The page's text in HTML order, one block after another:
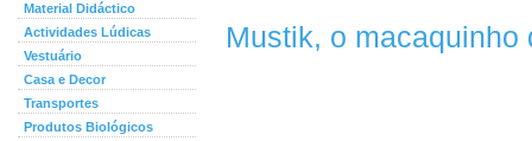
Material Didáctico
Actividades Lúdicas
Vestuário
Casa e Decor
Transportes
Produtos Biológicos
Mustik, o